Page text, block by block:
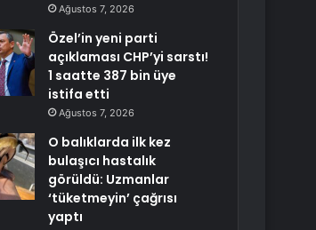
Ağustos 7, 2026
Özel’in yeni parti
açıklaması CHP’yi sarstı!
1 saatte 387 bin üye
istifa etti
Ağustos 7, 2026
O balıklarda ilk kez
bulaşıcı hastalık
görüldü: Uzmanlar
‘tüketmeyin’ çağrısı
yaptı